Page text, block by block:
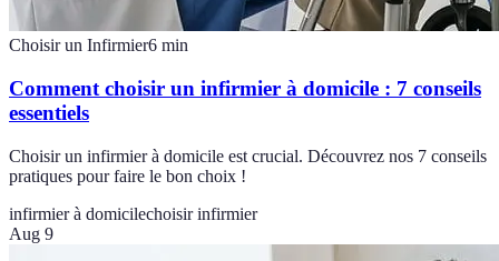
Choisir un Infirmier6 min
Comment choisir un infirmier à domicile : 7 conseils
essentiels
Choisir un infirmier à domicile est crucial. Découvrez nos 7 conseils
pratiques pour faire le bon choix !
infirmier à domicilechoisir infirmier
Aug 9